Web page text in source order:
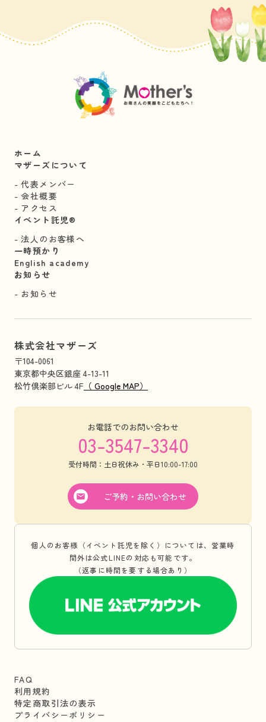
ホーム
マザーズについて
代表メンバー
会社概要
アクセス
イベント託児®︎
法人のお客様へ
一時預かり
English academy
お知らせ
お知らせ
株式会社マザーズ
〒104-0061
東京都中央区銀座 4-13-11
松竹倶楽部ビル 4F （ Google MAP）
お電話でのお問い合わせ
03-3547-3340
受付時間：土日祝休み・平日10:00-17:00
ご予約・お問い合わせ
個人のお客様（イベント託児を除く）については、営業時
間外は公式LINEの対応も可能です。
（返事に時間を要する場合あり）
FAQ
利用規約
特定商取引法の表示
プライバシーポリシー